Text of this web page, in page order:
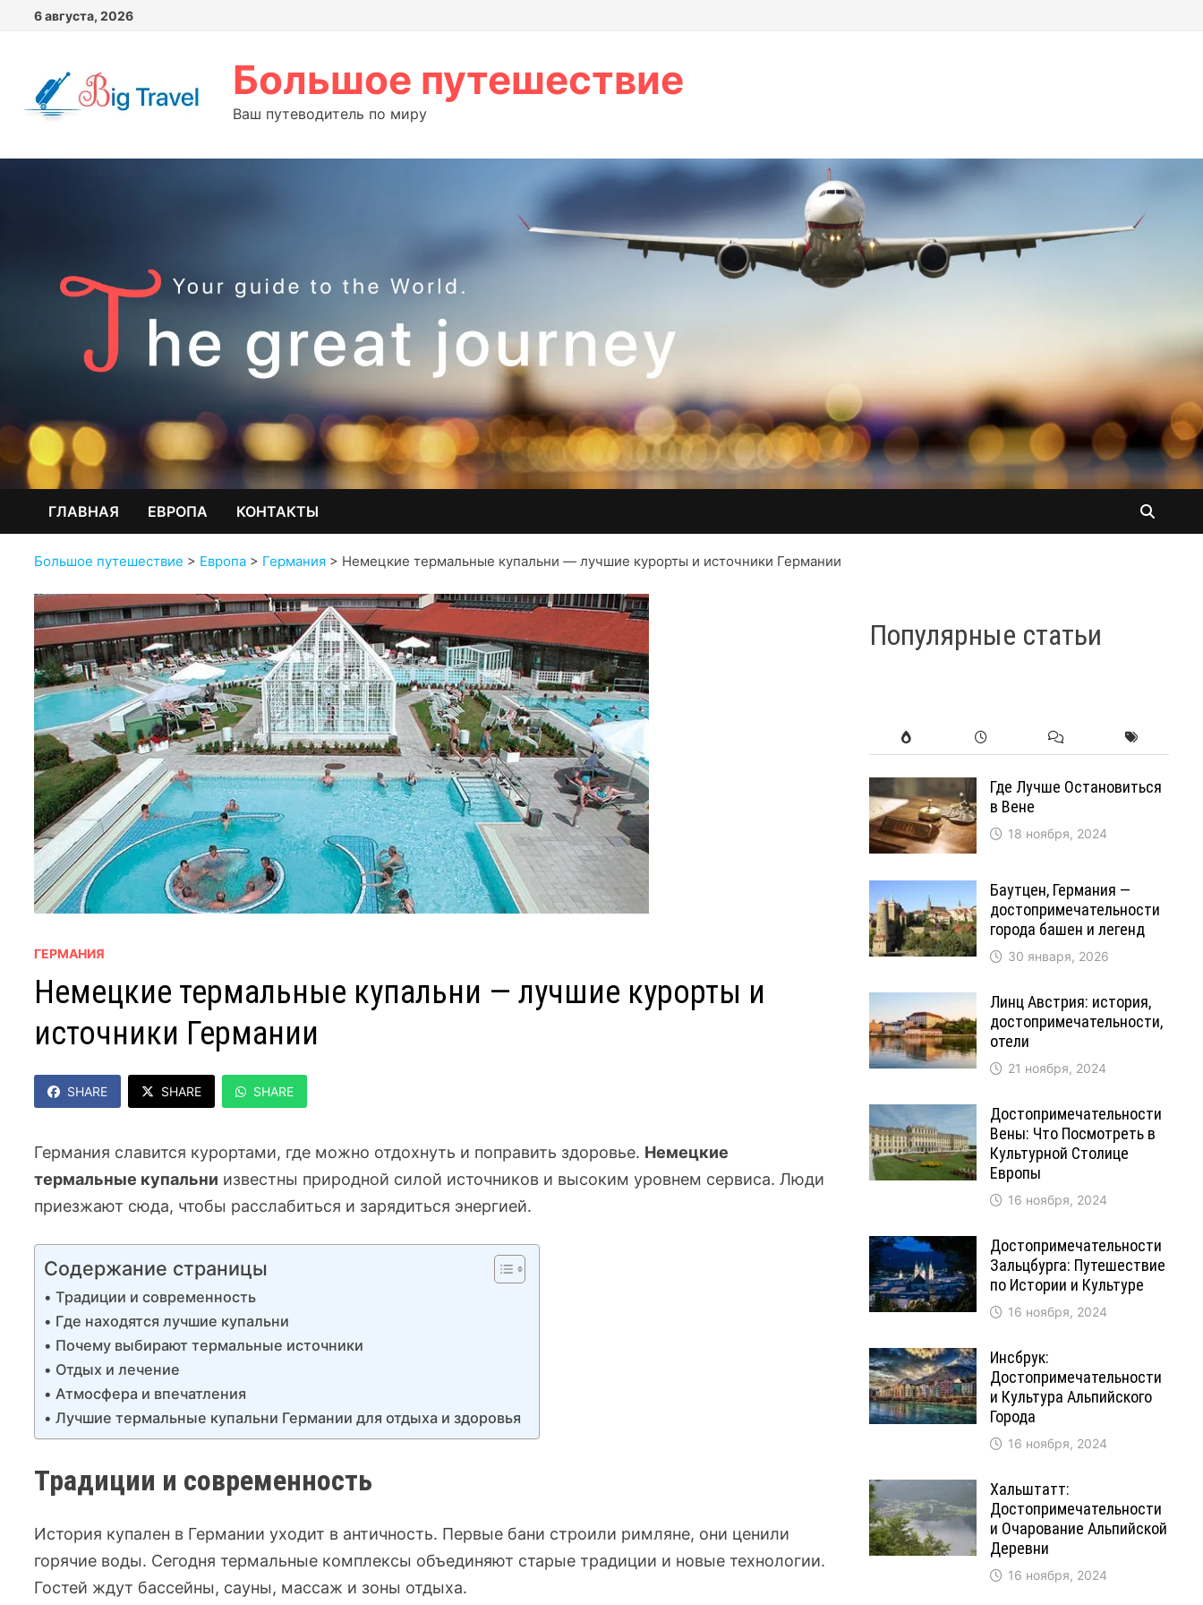
Перейти6 августа, 2026
Большое путешествие
Ваш путеводитель по миру
ГЛАВНАЯ ЕВРОПА КОНТАКТЫ
Большое путешествие > Европа > Германия > Немецкие термальные купальни — лучшие курорты и источники Германии
ГЕРМАНИЯ
Немецкие термальные купальни — лучшие курорты и
источники Германии
SHARE SHARE SHARE
Германия славится курортами, где можно отдохнуть и поправить здоровье. Немецкие
термальные купальни известны природной силой источников и высоким уровнем сервиса. Люди
приезжают сюда, чтобы расслабиться и зарядиться энергией.
Содержание страницы
Традиции и современность
Где находятся лучшие купальни
Почему выбирают термальные источники
Отдых и лечение
Атмосфера и впечатления
Лучшие термальные купальни Германии для отдыха и здоровья
Традиции и современность
История купален в Германии уходит в античность. Первые бани строили римляне, они ценили
горячие воды. Сегодня термальные комплексы объединяют старые традиции и новые технологии.
Гостей ждут бассейны, сауны, массаж и зоны отдыха.
Популярные статьи
Где Лучше Остановиться
в Вене
18 ноября, 2024
Баутцен, Германия —
достопримечательности
города башен и легенд
30 января, 2026
Линц Австрия: история,
достопримечательности,
отели
21 ноября, 2024
Достопримечательности
Вены: Что Посмотреть в
Культурной Столице
Европы
16 ноября, 2024
Достопримечательности
Зальцбурга: Путешествие
по Истории и Культуре
16 ноября, 2024
Инсбрук:
Достопримечательности
и Культура Альпийского
Города
16 ноября, 2024
Хальштатт:
Достопримечательности
и Очарование Альпийской
Деревни
16 ноября, 2024